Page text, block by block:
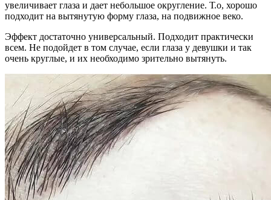
увеличивает глаза и дает небольшое округление. Т.о, хорошо
подходит на вытянутую форму глаза, на подвижное веко.
Эффект достаточно универсальный. Подходит практически
всем. Не подойдет в том случае, если глаза у девушки и так
очень круглые, и их необходимо зрительно вытянуть.